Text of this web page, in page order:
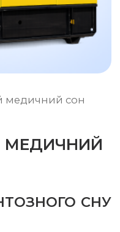
медичний сон
МЕДИЧНИЙ
СНУ